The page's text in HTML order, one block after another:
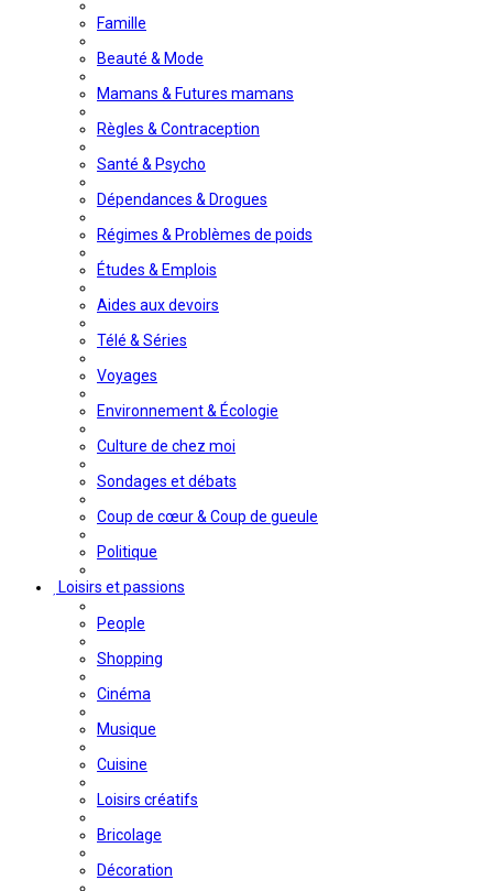
Famille
Beauté & Mode
Mamans & Futures mamans
Règles & Contraception
Santé & Psycho
Dépendances & Drogues
Régimes & Problèmes de poids
Études & Emplois
Aides aux devoirs
Télé & Séries
Voyages
Environnement & Écologie
Culture de chez moi
Sondages et débats
Coup de cœur & Coup de gueule
Politique
Loisirs et passions
People
Shopping
Cinéma
Musique
Cuisine
Loisirs créatifs
Bricolage
Décoration